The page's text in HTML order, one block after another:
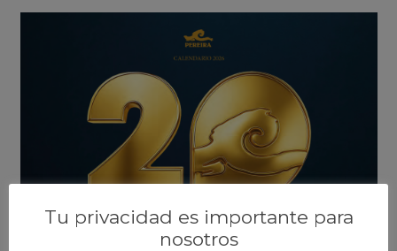
Tu privacidad es importante para
nosotros